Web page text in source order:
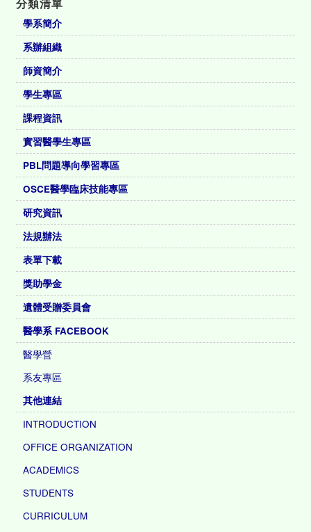
學系簡介
系辦組織
師資簡介
學生專區
課程資訊
實習醫學生專區
PBL問題導向學習專區
OSCE醫學臨床技能專區
研究資訊
法規辦法
表單下載
獎助學金
遺體受贈委員會
醫學系 FACEBOOK
醫學營
系友專區
其他連結
INTRODUCTION
OFFICE ORGANIZATION
ACADEMICS
STUDENTS
CURRICULUM